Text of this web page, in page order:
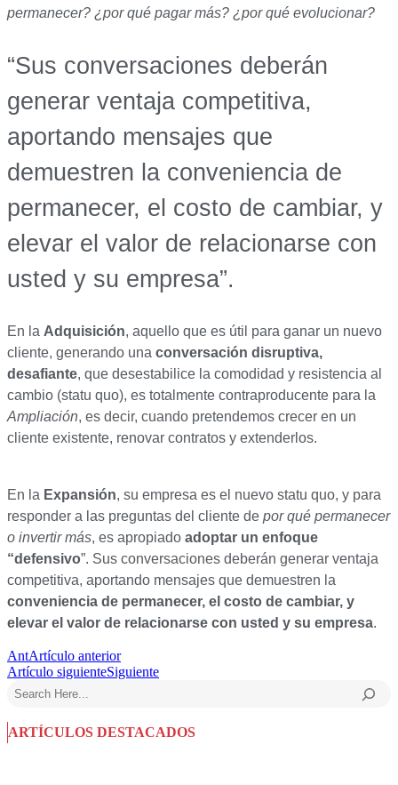
permanecer? ¿por qué pagar más? ¿por qué evolucionar?
“Sus conversaciones deberán
generar ventaja competitiva,
aportando mensajes que
demuestren la conveniencia de
permanecer, el costo de cambiar, y
elevar el valor de relacionarse con
usted y su empresa”.
En la Adquisición, aquello que es útil para ganar un nuevo
cliente, generando una conversación disruptiva,
desafiante, que desestabilice la comodidad y resistencia al
cambio (statu quo), es totalmente contraproducente para la
Ampliación, es decir, cuando pretendemos crecer en un
cliente existente, renovar contratos y extenderlos.
En la Expansión, su empresa es el nuevo statu quo, y para
responder a las preguntas del cliente de por qué permanecer
o invertir más, es apropiado adoptar un enfoque
“defensivo”. Sus conversaciones deberán generar ventaja
competitiva, aportando mensajes que demuestren la
conveniencia de permanecer, el costo de cambiar, y
elevar el valor de relacionarse con usted y su empresa.
AntArtículo anterior
Artículo siguienteSiguiente
Buscar
ARTÍCULOS DESTACADOS